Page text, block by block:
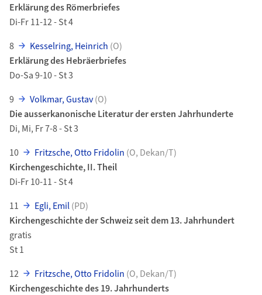
Erklärung des Römerbriefes
Di-Fr 11-12 - St 4
8
Kesselring, Heinrich (O)
Erklärung des Hebräerbriefes
Do-Sa 9-10 - St 3
9
Volkmar, Gustav(O)
Die ausserkanonische Literatur der ersten Jahrhunderte
Di, Mi, Fr 7-8 - St 3
10
Fritzsche, Otto Fridolin (O, Dekan/T)
Kirchengeschichte, II. Theil
Di-Fr 10-11 - St 4
11
Egli, Emil(PD)
Kirchengeschichte der Schweiz seit dem 13. Jahrhundert
gratis
St 1
12
Fritzsche, Otto Fridolin (O, Dekan/T)
Kirchengeschichte des 19. Jahrhunderts